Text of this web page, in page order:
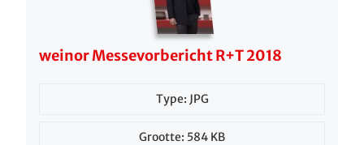
weinor Messevorbericht R+T 2018
Type: JPG
Grootte: 584 KB